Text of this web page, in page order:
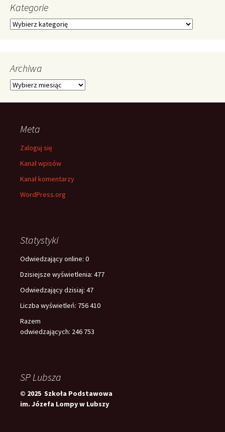
Kategorie
Kategorie
Archiwa
Archiwa
Meta
Zaloguj się
Kanał wpisów
Kanał komentarzy
WordPress.org
Statystyki
Odwiedzający online: 0
Dzisiejsze wyświetlenia: 477
Odwiedzający dzisiaj: 47
Liczba wyświetleń: 756 410
Razem
odwiedzających: 246 753
SP Lubsza
© 2025 Szkoła Podstawowa
im. Józefa Lompy w Lubszy